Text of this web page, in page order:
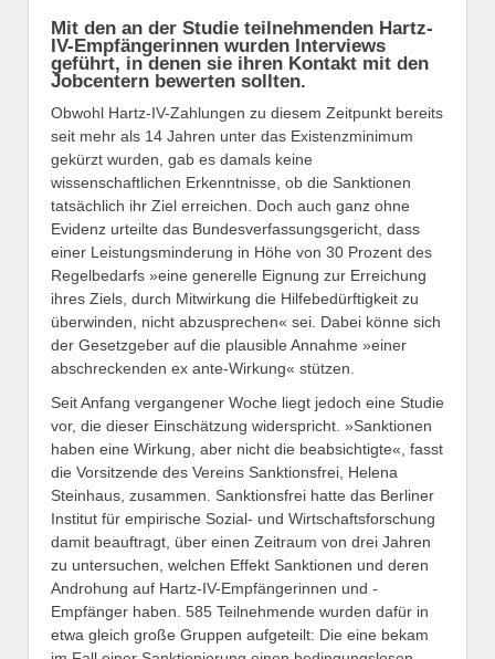
Mit den an der Studie teilnehmenden Hartz-
IV-Empfängerinnen wurden Interviews
geführt, in denen sie ihren Kontakt mit den
Jobcentern bewerten sollten.
Obwohl Hartz-IV-Zahlungen zu diesem Zeitpunkt bereits
seit mehr als 14 Jahren unter das Existenzminimum
gekürzt wurden, gab es damals keine
wissenschaftlichen Erkenntnisse, ob die Sanktionen
tatsächlich ihr Ziel erreichen. Doch auch ganz ohne
Evidenz urteilte das Bundesverfassungsgericht, dass
einer Leistungsminderung in Höhe von 30 Prozent des
Regelbedarfs »eine generelle Eignung zur Erreichung
ihres Ziels, durch Mitwirkung die Hilfebedürftigkeit zu
überwinden, nicht abzusprechen« sei. Dabei könne sich
der Gesetzgeber auf die plausible Annahme »einer
abschreckenden ex ante-Wirkung« stützen.
Seit Anfang vergangener Woche liegt jedoch eine Studie
vor, die dieser Einschätzung widerspricht. »Sanktionen
haben eine Wirkung, aber nicht die beabsichtigte«, fasst
die Vorsitzende des Vereins Sanktionsfrei, Helena
Steinhaus, zusammen. Sanktionsfrei hatte das Berliner
Institut für empirische Sozial- und Wirtschaftsforschung
damit beauftragt, über einen Zeitraum von drei Jahren
zu untersuchen, welchen Effekt Sanktionen und deren
Androhung auf Hartz-IV-Empfängerinnen und -
Empfänger haben. 585 Teilnehmende wurden dafür in
etwa gleich große Gruppen aufgeteilt: Die eine bekam